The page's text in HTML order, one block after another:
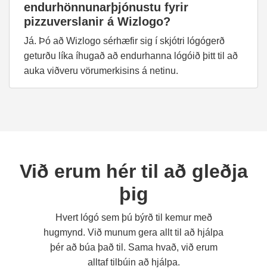
endurhönnunarþjónustu fyrir
pizzuverslanir á Wizlogo?
Já. Þó að Wizlogo sérhæfir sig í skjótri lógógerð
geturðu líka íhugað að endurhanna lógóið þitt til að
auka viðveru vörumerkisins á netinu.
Við erum hér til að gleðja
þig
Hvert lógó sem þú býrð til kemur með
hugmynd. Við munum gera allt til að hjálpa
þér að búa það til. Sama hvað, við erum
alltaf tilbúin að hjálpa.